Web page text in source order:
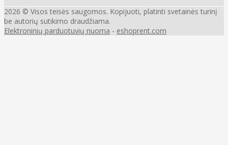
2026 © Visos teisės saugomos. Kopijuoti, platinti svetainės turinį
be autorių sutikimo draudžiama.
Elektroninių parduotuvių nuoma - eshoprent.com